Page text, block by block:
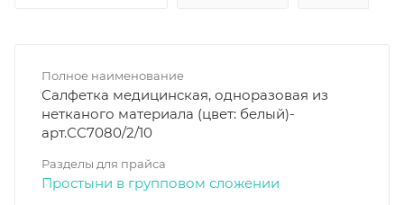
Полное наименование
Салфетка медицинская, одноразовая из
нетканого материала (цвет: белый)-
арт.СС7080/2/10
Разделы для прайса
Простыни в групповом сложении